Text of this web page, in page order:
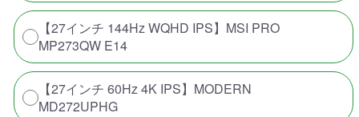
【27インチ 144Hz WQHD IPS】MSI PRO
MP273QW E14
【27インチ 60Hz 4K IPS】MODERN
MD272UPHG